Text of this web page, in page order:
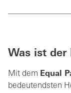
Was ist der
Mit dem Equal
bedeutendsten